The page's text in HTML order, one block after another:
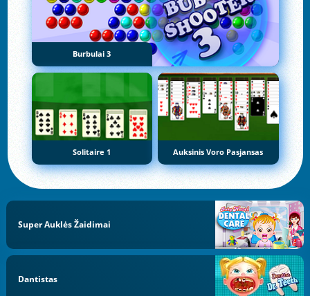
Burbulai 3
Solitaire 1 Auksinis Voro Pasjansas
Super Auklės Žaidimai
Dantistas